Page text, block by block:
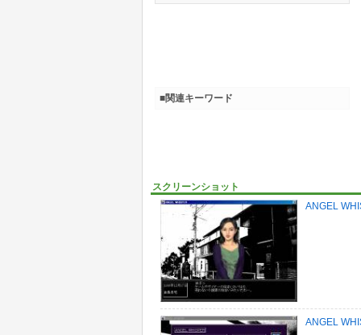
スクリーンショット
ANGEL
ANGEL
■関連キーワード